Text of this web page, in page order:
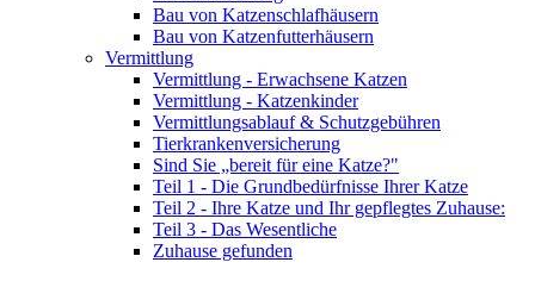
Bau von Katzenschlafhäusern
Bau von Katzenfutterhäusern
Vermittlung
Vermittlung - Erwachsene Katzen
Vermittlung - Katzenkinder
Vermittlungsablauf & Schutzgebühren
Tierkrankenversicherung
Sind Sie „bereit für eine Katze?"
Teil 1 - Die Grundbedürfnisse Ihrer Katze
Teil 2 - Ihre Katze und Ihr gepflegtes Zuhause:
Teil 3 - Das Wesentliche
Zuhause gefunden